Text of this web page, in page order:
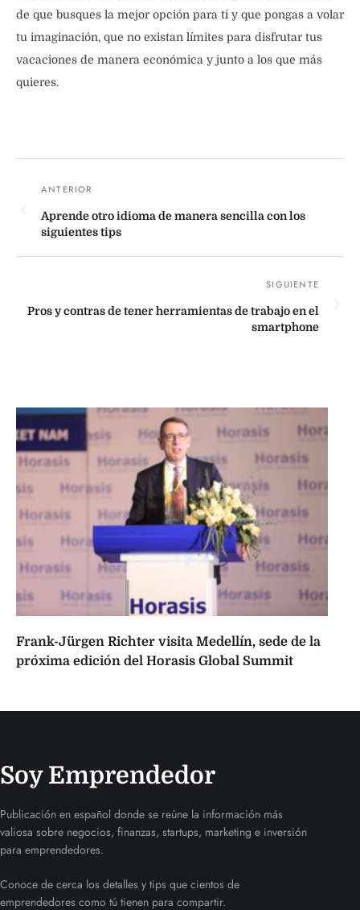
de que busques la mejor opción para ti y que pongas a volar
tu imaginación, que no existan límites para disfrutar tus
vacaciones de manera económica y junto a los que más
quieres.
Aprende otro idioma de manera sencilla con los
siguientes tips
Pros y contras de tener herramientas de trabajo en el
smartphone
Frank-Jürgen Richter visita Medellín, sede de la
próxima edición del Horasis Global Summit
Soy Emprendedor
Publicación en español donde se reúne la información más
valiosa sobre negocios, finanzas, startups, marketing e inversión
para emprendedores.
Conoce de cerca los detalles y tips que cientos de
emprendedores como tú tienen para compartir.